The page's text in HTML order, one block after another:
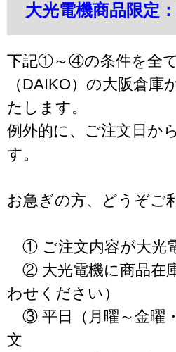
大光電機商品限定
下記①～④の条件を全
（DAIKO）の大阪倉
たします。
例外的に、ご注文日か
す。
お急ぎの方、どうぞご
① ご注文内容が大光
② 大光電機に商品在
わせください）
③ 平日（月曜～金曜
文